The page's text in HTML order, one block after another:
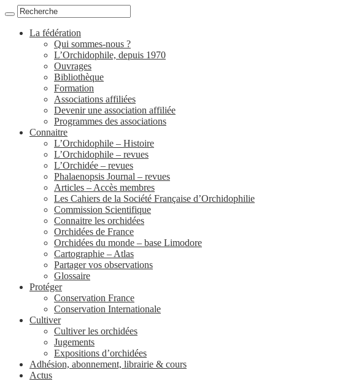
La fédération
Qui sommes-nous ?
L’Orchidophile, depuis 1970
Ouvrages
Bibliothèque
Formation
Associations affiliées
Devenir une association affiliée
Programmes des associations
Connaitre
L’Orchidophile – Histoire
L’Orchidophile – revues
L’Orchidée – revues
Phalaenopsis Journal – revues
Articles – Accès membres
Les Cahiers de la Société Française d’Orchidophilie
Commission Scientifique
Connaitre les orchidées
Orchidées de France
Orchidées du monde – base Limodore
Cartographie – Atlas
Partager vos observations
Glossaire
Protéger
Conservation France
Conservation Internationale
Cultiver
Cultiver les orchidées
Jugements
Expositions d’orchidées
Adhésion, abonnement, librairie & cours
Actus